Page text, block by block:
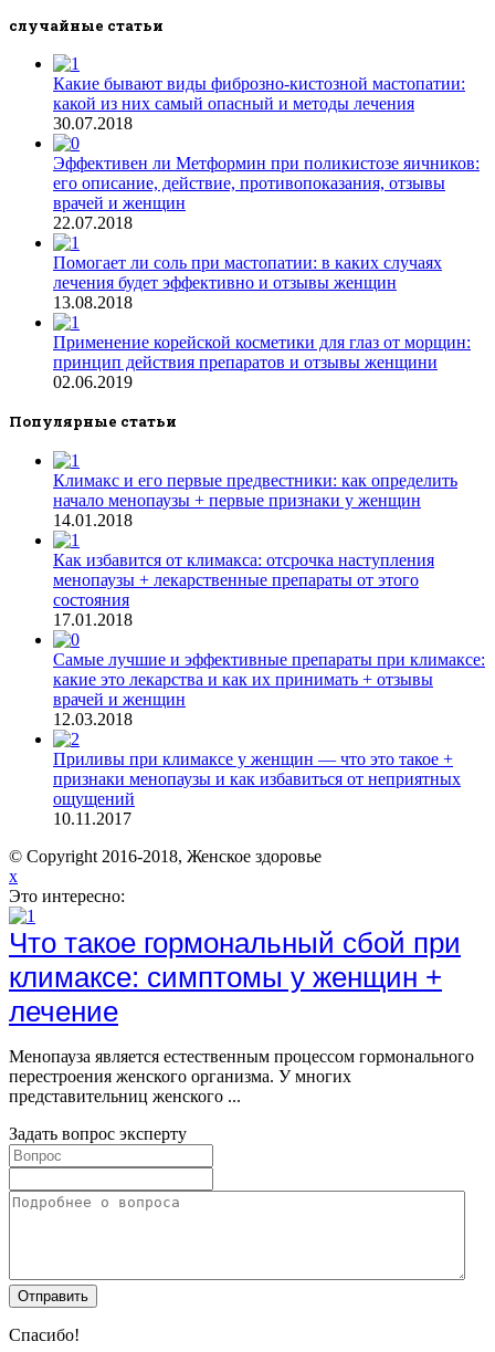
случайные статьи
Какие бывают виды фиброзно-кистозной мастопатии:
какой из них самый опасный и методы лечения
30.07.2018
Эффективен ли Метформин при поликистозе яичников:
его описание, действие, противопоказания, отзывы
врачей и женщин
22.07.2018
Помогает ли соль при мастопатии: в каких случаях
лечения будет эффективно и отзывы женщин
13.08.2018
Применение корейской косметики для глаз от морщин:
принцип действия препаратов и отзывы женщини
02.06.2019
Популярные статьи
Климакс и его первые предвестники: как определить
начало менопаузы + первые признаки у женщин
14.01.2018
Как избавится от климакса: отсрочка наступления
менопаузы + лекарственные препараты от этого
состояния
17.01.2018
Самые лучшие и эффективные препараты при климаксе:
какие это лекарства и как их принимать + отзывы
врачей и женщин
12.03.2018
Приливы при климаксе у женщин — что это такое +
признаки менопаузы и как избавиться от неприятных
ощущений
10.11.2017
© Copyright 2016-2018, Женское здоровье
x
Это интересно:
Что такое гормональный сбой при
климаксе: симптомы у женщин +
лечение
Менопауза является естественным процессом гормонального
перестроения женского организма. У многих
представительниц женского ...
Задать вопрос эксперту
Спасибо!